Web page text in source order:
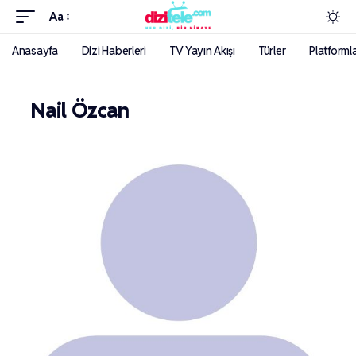
Aa
Anasayfa Dizi Haberleri TV Yayın Akışı Türler
Nail Özcan